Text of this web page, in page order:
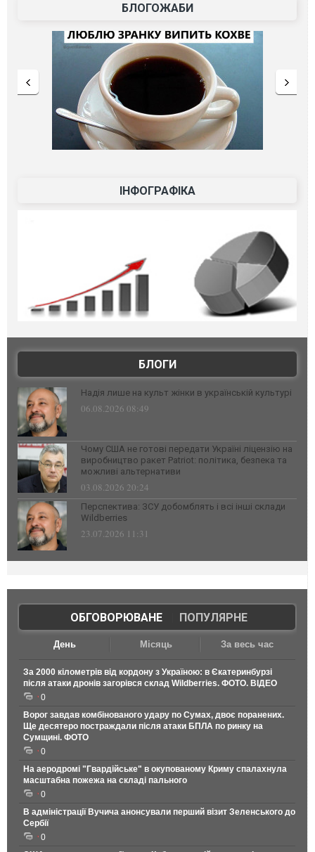
БЛОГОЖАБИ
ІНФОГРАФІКА
БЛОГИ
Надія лише на культ жінки в українській культурі
06.08.2026 08:49
Чому США не готові передати Україні ліцензію на
виробництво ракет Patriot: політика, безпека та
можливі альтернативи
03.08.2026 20:24
Перспектива: ЗСУ добомблять і всі інші склади
Wildberries
23.07.2026 11:31
ОБГОВОРЮВАНЕ| ПОПУЛЯРНЕ
День Місяць За весь час
За 2000 кілометрів від кордону з Україною: в Єкатеринбурзі
після атаки дронів загорівся склад Wildberries. ФОТО. ВІДЕО
0
Ворог завдав комбінованого удару по Сумах, двоє поранених.
Ще десятеро постраждали після атаки БПЛА по ринку на
Сумщині. ФОТО
0
На аеродромі "Гвардійське" в окупованому Криму спалахнула
масштабна пожежа на складі пального
0
В адміністрації Вучича анонсували перший візит Зеленського до
Сербії
0